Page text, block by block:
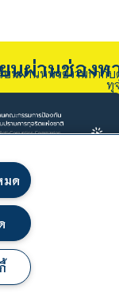
ยนผ่านช่อง
รียนผ่านหน่วยงานกำกั
ทุ
มด